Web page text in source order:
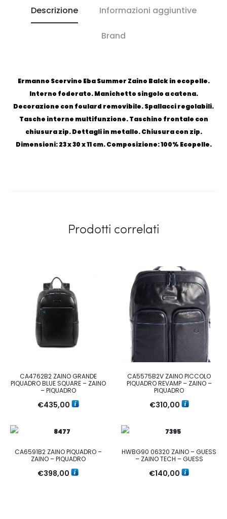
Descrizione Informazioni aggiuntive
Brand
Ermanno Scervino Eba Summer Zaino Balck in ecopelle.
Interno foderato. Manichetto singolo a catena.
Decorazione con foulard removibile. Spallacci regolabili.
Tasche interne multifunzione. Taschino frontale con
chiusura zip. Dettagli in metallo. Chiusura con zip.
Dimensioni: 23 x 30 x 11 cm. Composizione: 100% Ecopelle.
Prodotti correlati
CA4762B2 ZAINO GRANDE
PIQUADRO BLUE SQUARE – ZAINO
– PIQUADRO
€435,00
CA5575B2V ZAINO PICCOLO
PIQUADRO REVAMP – ZAINO –
PIQUADRO
€310,00
CA6591B2 ZAINO PIQUADRO –
ZAINO – PIQUADRO
€398,00
HWBG90 06320 ZAINO – GUESS
– ZAINO TECH – GUESS
€140,00